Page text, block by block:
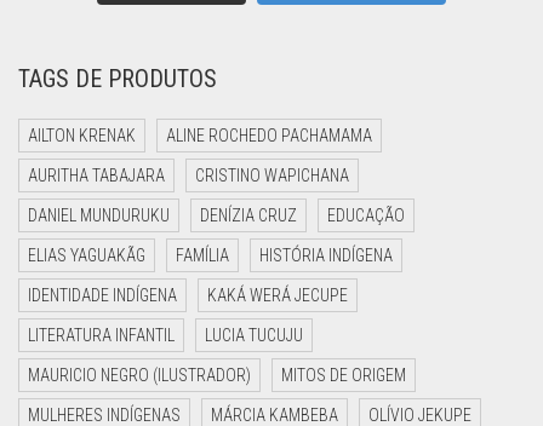
TAGS DE PRODUTOS
AILTON KRENAK ALINE ROCHEDO PACHAMAMA
AURITHA TABAJARA CRISTINO WAPICHANA
DANIEL MUNDURUKU DENÍZIA CRUZ EDUCAÇÃO
ELIAS YAGUAKÃG FAMÍLIA HISTÓRIA INDÍGENA
IDENTIDADE INDÍGENA KAKÁ WERÁ JECUPE
LITERATURA INFANTIL LUCIA TUCUJU
MAURICIO NEGRO (ILUSTRADOR) MITOS DE ORIGEM
MULHERES INDÍGENAS MÁRCIA KAMBEBA OLÍVIO JEKUPE